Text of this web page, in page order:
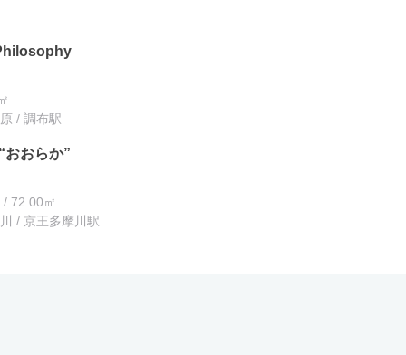
/ 調布駅
おおらか”
72.00㎡
/ 京王多摩川駅